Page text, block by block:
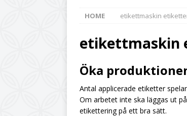
och
[ July
[ July
[
HOME etikettmaskin
etikettmaskin
Öka
Antal applicerade etiketter
Om arbetet inte ska läggas ut
etikettering på ett bra sätt.